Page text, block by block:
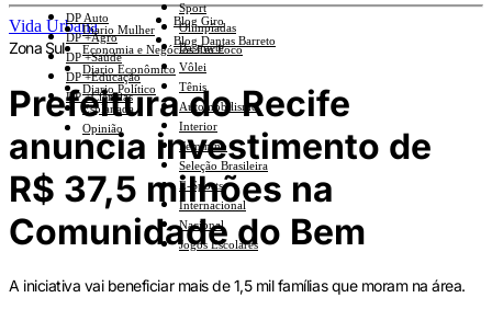
Sport
Olimpíadas
Basquete
Vôlei
Tênis
Automobilismo
Interior
Feminino
Seleção Brasileira
E-Sports
Internacional
Nacional
Jogos Escolares
DP Auto
DP +Agro
DP +Saúde
DP +Educação
DP +Ciências
Diario Mulher
Economia e Negócios Em Foco
Diario Econômico
Diario Político
Esplanada
Opinião
Blog Giro
Blog Dantas Barreto
Vida Urbana
Zona Sul
Prefeitura do Recife
anuncia investimento de
R$ 37,5 milhões na
Comunidade do Bem
A iniciativa vai beneficiar mais de 1,5 mil famílias que moram na área.